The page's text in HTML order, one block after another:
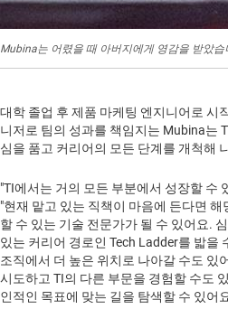
Mubina는 어렸을 때 아버지에게 영감을 받았습
대학 졸업 후 제품 마케팅 엔지니어로 시
니저로 팀의 성과를 책임지는 Mubina는
심을 품고 커리어의 모든 단계를 개척해
"TI에서는 거의 모든 부분에서 성장할 수
"현재 맡고 있는 직책이 마음에 든다면
할 수 있는 기술 전문가가 될 수 있어요.
있는 커리어 경로인 Tech Ladder를 밟을
조직에서 더 높은 위치로 나아갈 수도 있
시도하고 TI의 다른 부문을 경험할 수도
인적인 목표에 맞는 길을 탐색할 수 있어